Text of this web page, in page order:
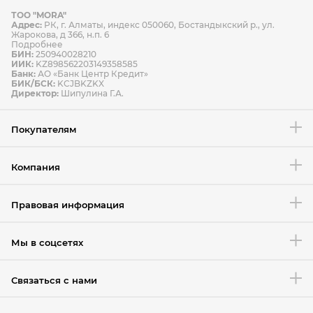
Способы оплаты Способы доставки
Условия возврата товара
ТОО "MORA"
Адрес: РК, г. Алматы, индекс 050060, Бостандыкский р., ул.
Жарокова, д 366, н.п. 6
Подробнее
БИН: 250940028210
ИИК: KZ898562203149358585
Банк: АО «Банк Центр Кредит»
БИК/БСК: KCJBKZKX
Директор: Шипулина Г.А.
Покупателям
Компания
Правовая информация
Мы в соцсетях
Связаться с нами